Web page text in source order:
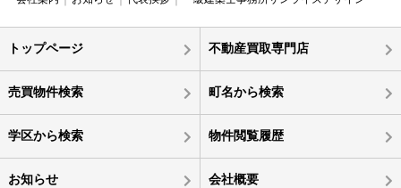
トップページ 不動産買取専門店
売買物件検索 町名から検索
学区から検索 物件閲覧履歴
お知らせ 会社概要